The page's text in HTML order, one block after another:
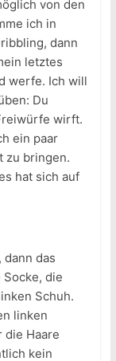
von den
ich in
dann
letztes
werfe. Ich will
Du
wirft.
ein paar
zu bringen.
hat sich auf
dann das
die
Schuh.
linken
die Haare
kein